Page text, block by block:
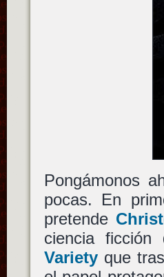
Pongámonos
pocas. En
pretende
ciencia
Varietyque